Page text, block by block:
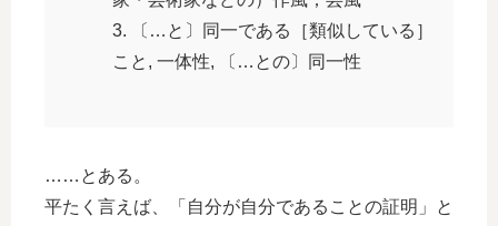
3. 〔…と〕同一である［類似している］
こと, 一体性, 〔…との〕同一性
……とある。
平たく言えば、「自分が自分であることの証明」と